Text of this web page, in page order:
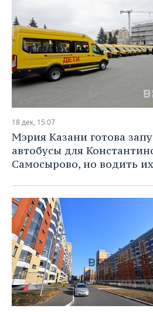
18 дек, 15:07
Мэрия Казани готова
автобусы для
Самосырово, но водить